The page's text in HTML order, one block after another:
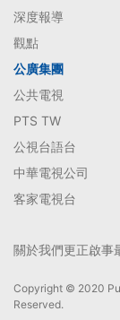
深度報導
觀點
公廣集團
公共電視
PTS TW
公視台語台
中華電視公司
客家電視台
關於我們更正啟事
Copyright © 2020
Reserved.